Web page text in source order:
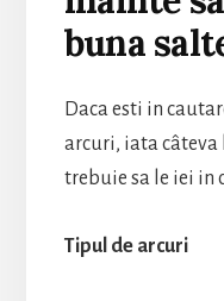
buna
Daca esti in
arcuri, iata
trebuie sa le iei in
Tipul de arcuri